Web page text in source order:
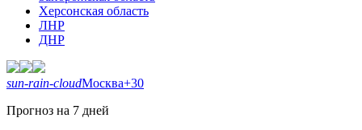
Херсонская область
ЛНР
ДНР
sun-rain-cloudМосква+30
Прогноз на 7 дней